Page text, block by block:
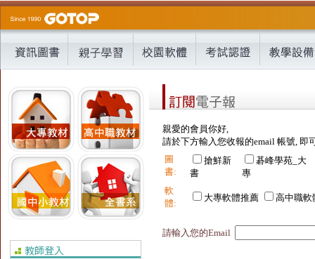
親愛的會員你好,
請於下方輸入您收報的email 帳號, 即
圖
書:
搶鮮新
書
碁峰學苑_大
專
軟
體:
大專軟體推薦 高中職軟
請輸入您的Email